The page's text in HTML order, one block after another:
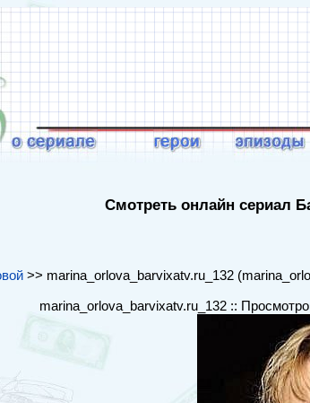
Смотреть онлайн сериал
>> marina_orlova_barvixatv.ru_132
marina_orlova_barvixatv.ru_132 ::